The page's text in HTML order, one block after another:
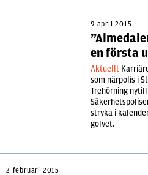
9 april 2015
en första
Aktuellt
som närpolis i
Trehörning
stryka i
golvet.
2 februari 2015